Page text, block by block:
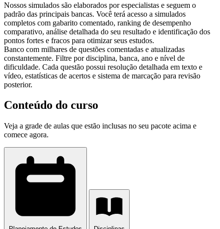
Nossos simulados são elaborados por especialistas e seguem o
padrão das principais bancas. Você terá acesso a simulados
completos com gabarito comentado, ranking de desempenho
comparativo, análise detalhada do seu resultado e identificação dos
pontos fortes e fracos para otimizar seus estudos.
Banco com milhares de questões comentadas e atualizadas
constantemente. Filtre por disciplina, banca, ano e nível de
dificuldade. Cada questão possui resolução detalhada em texto e
vídeo, estatísticas de acertos e sistema de marcação para revisão
posterior.
Conteúdo do curso
Veja a grade de aulas que estão inclusas no seu pacote acima e
comece agora.